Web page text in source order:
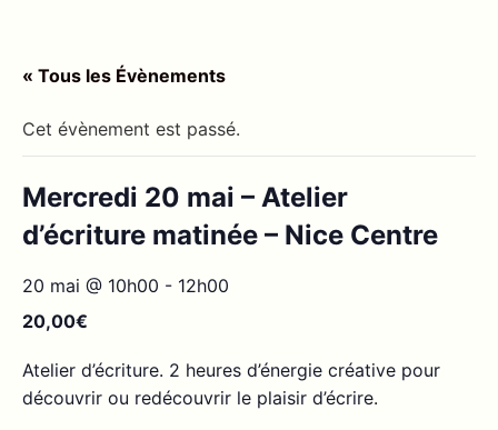
« Tous les Évènements
Cet évènement est passé.
Mercredi 20 mai – Atelier
d’écriture matinée – Nice Centre
20 mai @ 10h00 - 12h00
20,00€
Atelier d’écriture. 2 heures d’énergie créative pour
découvrir ou redécouvrir le plaisir d’écrire.